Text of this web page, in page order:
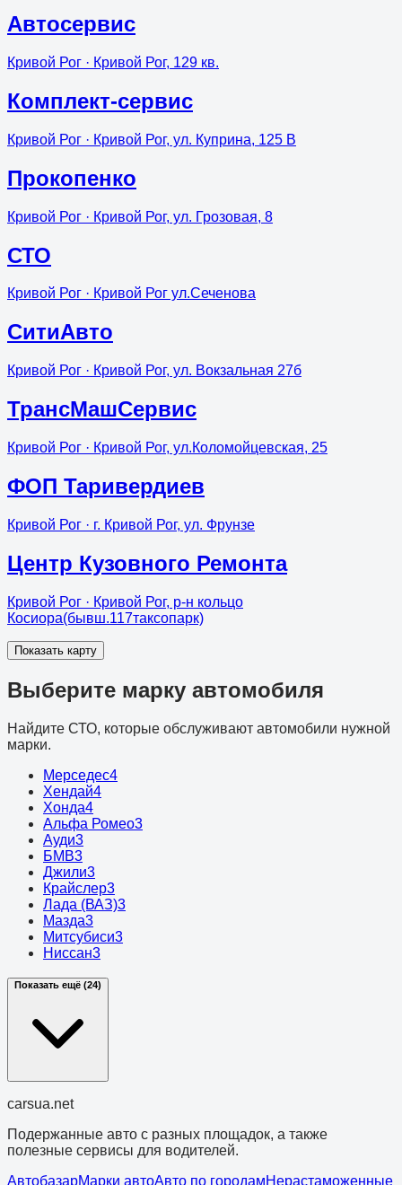
Автосервис
Кривой Рог · Кривой Рог, 129 кв.
Комплект-сервис
Кривой Рог · Кривой Рог, ул. Куприна, 125 В
Прокопенко
Кривой Рог · Кривой Рог, ул. Грозовая, 8
СТО
Кривой Рог · Кривой Рог ул.Сеченова
СитиАвто
Кривой Рог · Кривой Рог, ул. Вокзальная 27б
ТрансМашСервис
Кривой Рог · Кривой Рог, ул.Коломойцевская, 25
ФОП Таривердиев
Кривой Рог · г. Кривой Рог, ул. Фрунзе
Центр Кузовного Ремонта
Кривой Рог · Кривой Рог, р-н кольцо
Косиора(бывш.117таксопарк)
Показать карту
Выберите марку автомобиля
Найдите СТО, которые обслуживают автомобили нужной
марки.
Мерседес4
Хендай4
Хонда4
Альфа Ромео3
Ауди3
БМВ3
Джили3
Крайслер3
Лада (ВАЗ)3
Мазда3
Митсубиси3
Ниссан3
Показать ещё (24)
carsua.net
Подержанные авто с разных площадок, а также
полезные сервисы для водителей.
АвтобазарМарки автоАвто по городамНерастаможенные